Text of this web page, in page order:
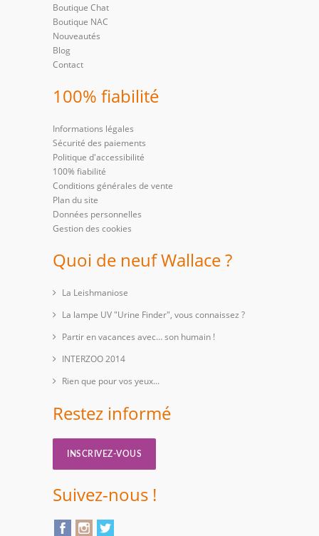
Boutique Chat
Boutique NAC
Nouveautés
Blog
Contact
100% fiabilité
Informations légales
Sécurité des paiements
Politique d'accessibilité
100% fiabilité
Conditions générales de vente
Plan du site
Données personnelles
Gestion des cookies
Quoi de neuf Wallace ?
La Leishmaniose
La lampe UV "Urine Finder", vous connaissez ?
Partir en vacances avec… son humain !
INTERZOO 2014
Rien que pour vos yeux...
Restez informé
INSCRIVEZ-VOUS
Suivez-nous !